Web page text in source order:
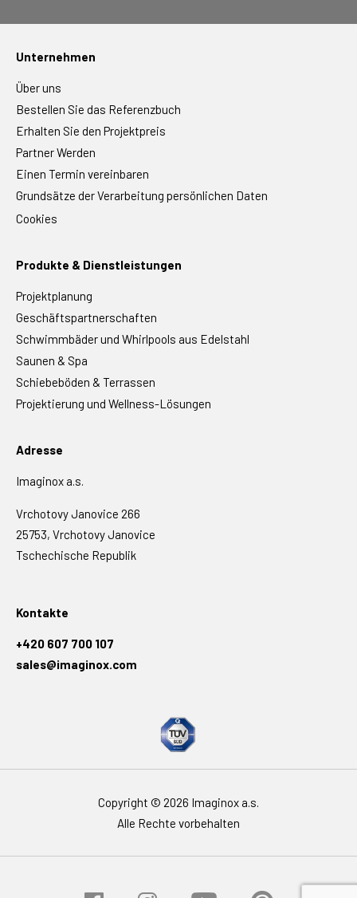
Unternehmen
Über uns
Bestellen Sie das Referenzbuch
Erhalten Sie den Projektpreis
Partner Werden
Einen Termin vereinbaren
Grundsätze der Verarbeitung persönlichen Daten
Cookies
Produkte & Dienstleistungen
Projektplanung
Geschäftspartnerschaften
Schwimmbäder und Whirlpools aus Edelstahl
Saunen & Spa
Schiebeböden & Terrassen
Projektierung und Wellness-Lösungen
Adresse
Imaginox a.s.
Vrchotovy Janovice 266
25753, Vrchotovy Janovice
Tschechische Republik
Kontakte
+420 607 700 107
sales@imaginox.com
Copyright © 2026 Imaginox a.s.
Alle Rechte vorbehalten